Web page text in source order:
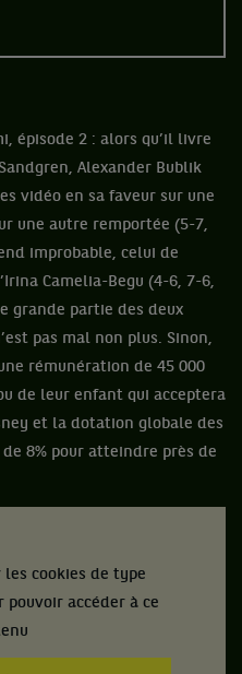
épisode 2 : alors qu’il livre
Alexander Bublik
vidéo en sa faveur sur une
une autre remportée (5-7,
improbable, celui de
Camelia-Begu (4-6, 7-6,
grande partie des deux
pas mal non plus. Sinon,
rémunération de 45 000
de leur enfant qui acceptera
et la dotation globale des
8% pour atteindre près de
les cookies de type
pouvoir accéder à ce